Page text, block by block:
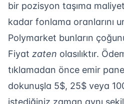
bir pozisyon taşıma
kadar fonlama oranlarını
Polymarket bunların
Fiyat zaten olasılıktır.
tıklamadan önce emir
dokunuşla 5$, 25$ veya
istediğiniz zaman aynı